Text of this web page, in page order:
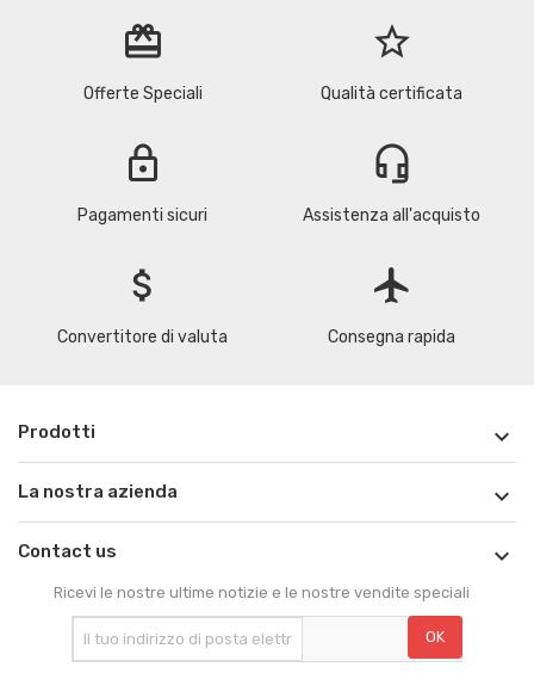
redeem
Offerte Speciali
star_border
Qualità certificata
lock
Pagamenti sicuri
headset_mic
Assistenza all'acquisto
attach_money
Convertitore di valuta
flight
Consegna rapida
Prodotti 
La nostra azienda 
Contact us 
Ricevi le nostre ultime notizie e le nostre vendite speciali